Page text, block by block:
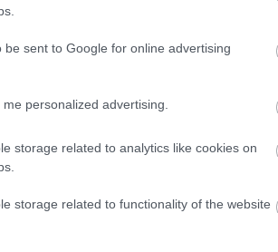
sent to Google for online advertising
personalized advertising.
storage related to analytics like cookies on
storage related to functionality of the website